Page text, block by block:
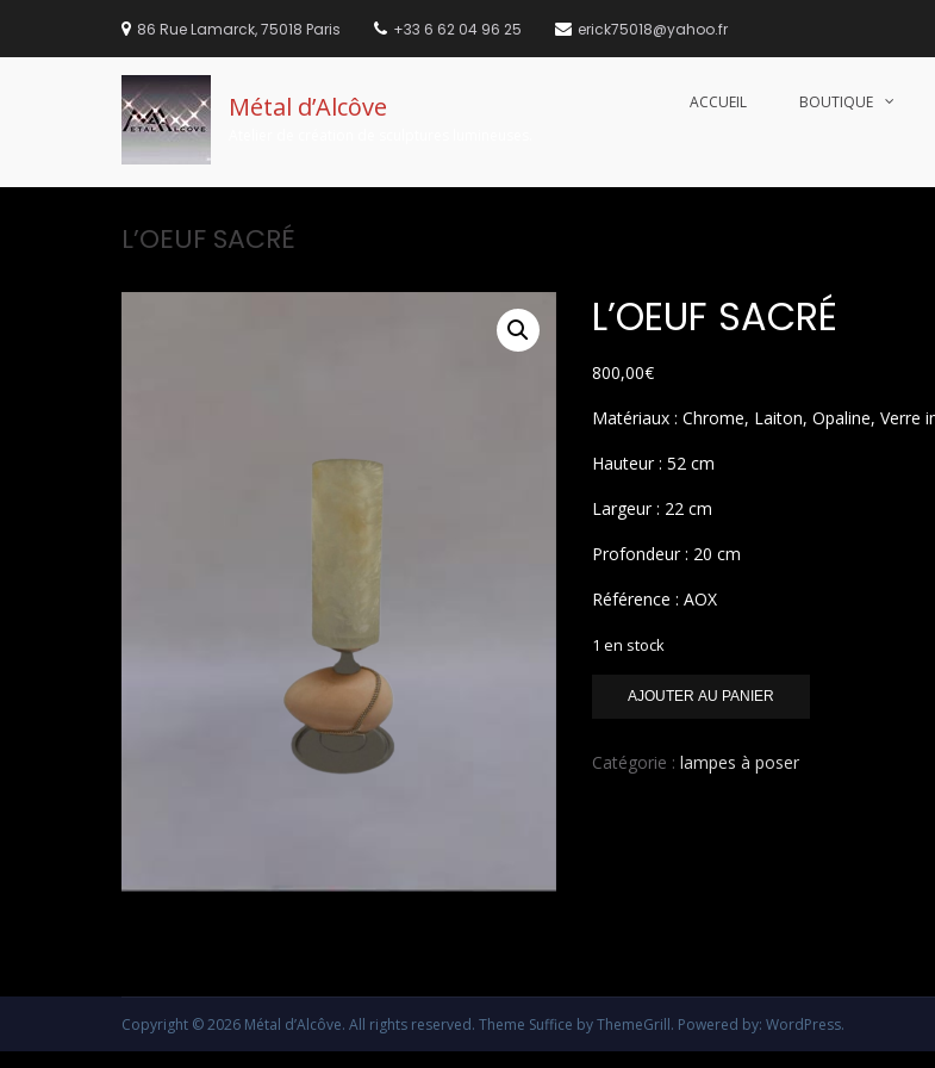
86 Rue Lamarck, 75018 Paris +33 6 62 04 96 25 erick75018@yahoo.fr
Métal d’Alcôve ACCUEIL BOUTIQUE
L’OEUF SACRÉ
L’OEUF SACRÉ
800,00€
Matériaux : Chrome, Laiton, Opaline, Verre
Hauteur : 52 cm
Largeur : 22 cm
Profondeur : 20 cm
Référence : AOX
1 en stock
AJOUTER AU PANIER
Catégorie :lampes à poser
Copyright © 2026 Métal d’Alcôve. All rights reserved. Theme Suffice by ThemeGrill. Powered by: WordPress.